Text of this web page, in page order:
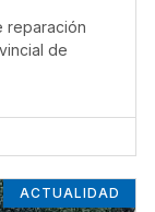
reparación
de
ACTUALIDAD